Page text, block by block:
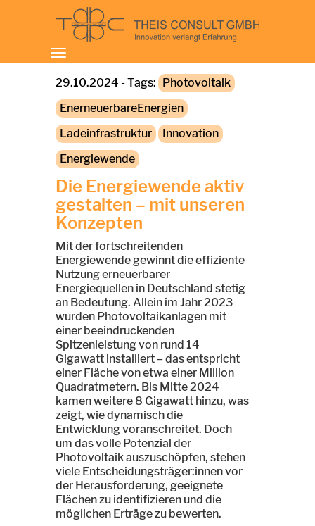
Toggle
navigation
29.10.2024 - Tags: Photovoltaik
EnerneuerbareEnergien
Ladeinfrastruktur
Innovation
Energiewende
Die Energiewende aktiv
gestalten – mit unseren
Konzepten
Mit der fortschreitenden
Energiewende gewinnt die effiziente
Nutzung erneuerbarer
Energiequellen in Deutschland stetig
an Bedeutung. Allein im Jahr 2023
wurden Photovoltaikanlagen mit
einer beeindruckenden
Spitzenleistung von rund 14
Gigawatt installiert – das entspricht
einer Fläche von etwa einer Million
Quadratmetern. Bis Mitte 2024
kamen weitere 8 Gigawatt hinzu, was
zeigt, wie dynamisch die
Entwicklung voranschreitet. Doch
um das volle Potenzial der
Photovoltaik auszuschöpfen, stehen
viele Entscheidungsträger:innen vor
der Herausforderung, geeignete
Flächen zu identifizieren und die
möglichen Erträge zu bewerten.